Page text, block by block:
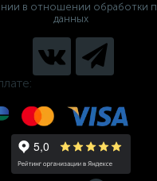
в отношении обработки
данных